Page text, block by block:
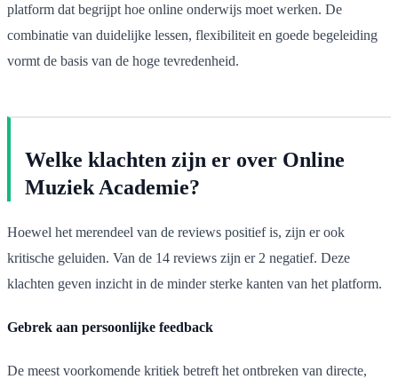
platform dat begrijpt hoe online onderwijs moet werken. De
combinatie van duidelijke lessen, flexibiliteit en goede begeleiding
vormt de basis van de hoge tevredenheid.
Welke klachten zijn er over Online
Muziek Academie?
Hoewel het merendeel van de reviews positief is, zijn er ook
kritische geluiden. Van de 14 reviews zijn er 2 negatief. Deze
klachten geven inzicht in de minder sterke kanten van het platform.
Gebrek aan persoonlijke feedback
De meest voorkomende kritiek betreft het ontbreken van directe,